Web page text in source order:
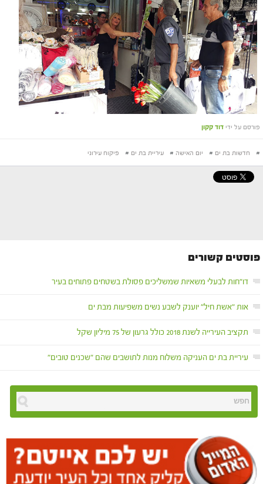
פורסם על ידי דוד קקון
# חדשות בת ים # יום האישה # עיריית בת ים # פיקוח עירוני
פוסטים קשורים
דו"חות לבעלי משאיות שמשליכים פסולת בשטחים פתוחים בעיר
אות "אשת חיל" יוענק לשבע נשים משפיעות מבת ים
תקציב העירייה לשנת 2018 כולל גרעון של 75 מיליון שקל
עיריית בת ים העניקה משלוח מנות לתושבים שהם "שכנים טובים"